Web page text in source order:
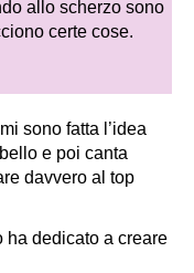
allo scherzo sono
certe cose.
sono fatta l’idea
e poi canta
davvero al top
ha dedicato a creare